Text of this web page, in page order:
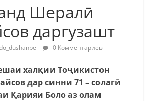
Шералӣ
даргузашт
0 Комментариев
халқии Тоҷикистон
дар синни 71 – солагӣ
Қарияи Боло аз олам